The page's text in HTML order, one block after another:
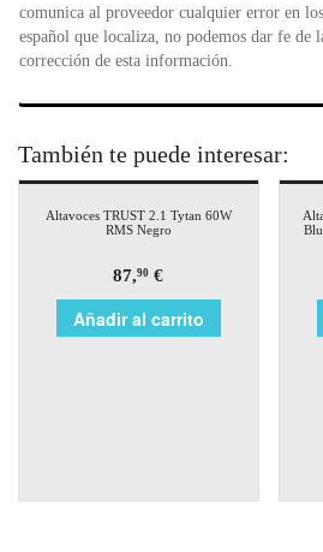
comunica al proveedor cualquier error en
español que localiza, no podemos dar fe de
corrección de esta información.
También te puede interesar:
Altavoces TRUST 2.1 Tytan 60W
RMS Negro
87,90 €
Añadir al carrito